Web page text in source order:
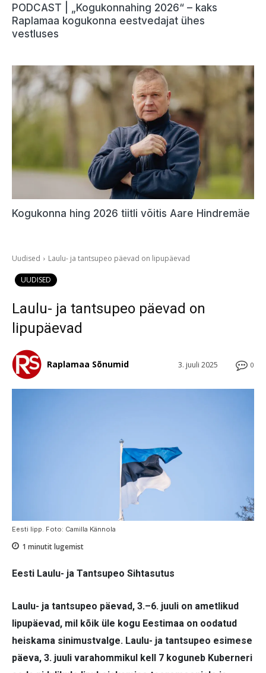
PODCAST | „Kogukonnahing 2026“ – kaks
Raplamaa kogukonna eestvedajat ühes
vestluses
Kogukonna hing 2026 tiitli võitis Aare Hindremäe